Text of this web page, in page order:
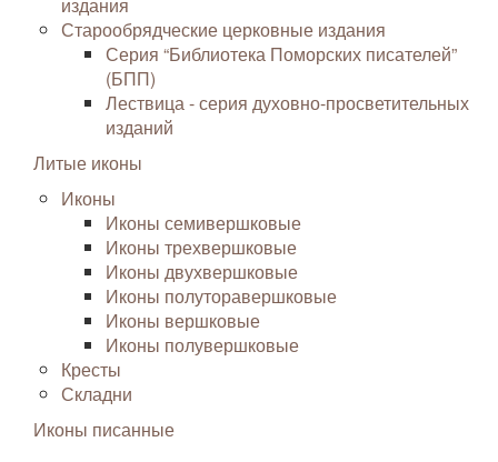
Старообрядческие церковные издания
Серия “Библиотека Поморских писателей”
(БПП)
Лествица - серия духовно-просветительных
изданий
Литые иконы
Иконы
Иконы семивершковые
Иконы трехвершковые
Иконы двухвершковые
Иконы полуторавершковые
Иконы вершковые
Иконы полувершковые
Кресты
Складни
Иконы писанные